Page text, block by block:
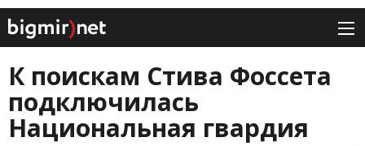
К поискам Стива Фоссета
подключилась
Национальная гвардия